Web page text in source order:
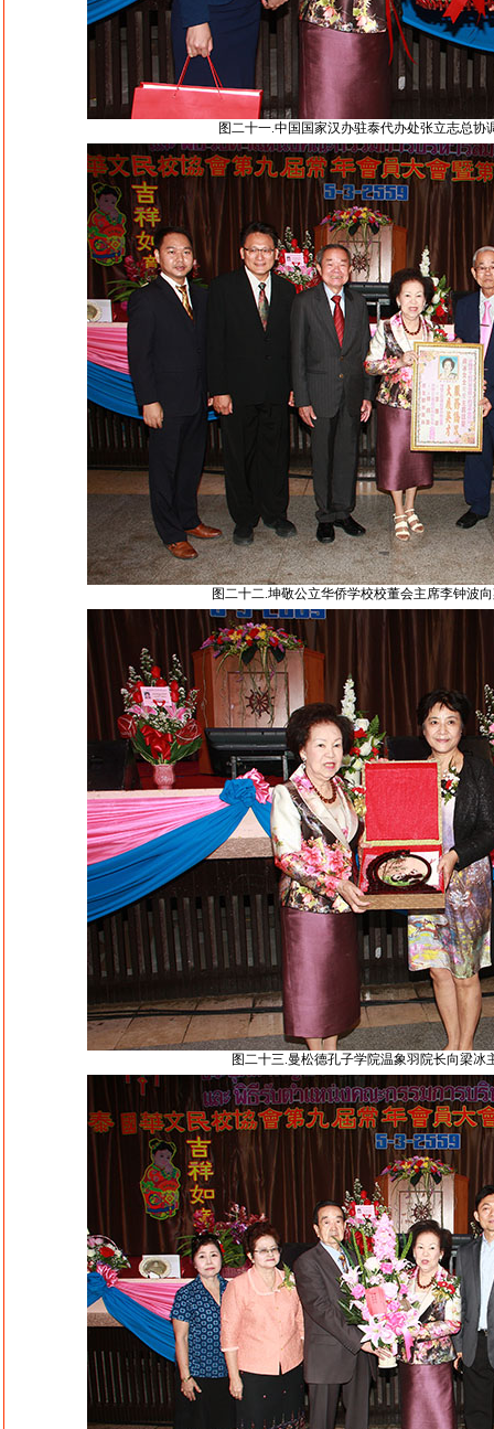
图二十一.中国国家汉办驻泰代办处张立志总协
图二十二.坤敬公立华侨学校校董会主席李钟波
图二十三.曼松德孔子学院温象羽院长向梁冰